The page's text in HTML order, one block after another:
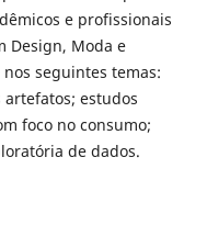
e profissionais
Design, Moda e
seguintes temas:
estudos
foco no consumo;
de dados.